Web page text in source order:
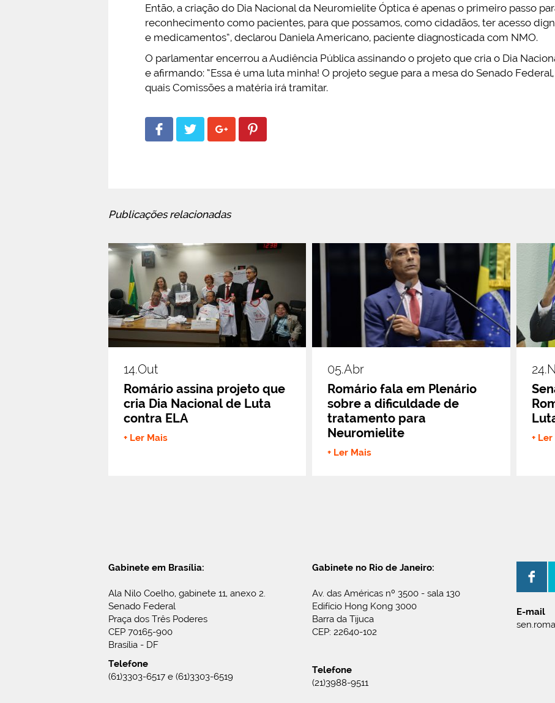
Então, a criação do Dia Nacional da Neuromielite Óptica é apenas o primeiro passo
reconhecimento como pacientes, para que possamos, como cidadãos, ter acesso
e medicamentos”, declarou Daniela Americano, paciente diagnosticada com NMO.
O parlamentar encerrou a Audiência Pública assinando o projeto que cria o Dia
e afirmando: “Essa é uma luta minha! O projeto segue para a mesa do Senado
quais Comissões a matéria irá tramitar.
Publicações relacionadas
14.out
Romário assina projeto que
cria Dia Nacional de Luta
contra ELA
+ Ler Mais
05.abr
Romário fala em Plenário
sobre a dificuldade de
tratamento para
Neuromielite
+ Ler Mais
+
Gabinete em Brasília:
Ala Nilo Coelho, gabinete 11, anexo 2.
Senado Federal
Praça dos Três Poderes
CEP 70165-900
Brasília - DF
Telefone
(61)3303-6517 e (61)3303-6519
Gabinete no Rio de Janeiro:
Av. das Américas nº 3500 - sala 130
Edifício Hong Kong 3000
Barra da Tijuca
CEP: 22640-102
Telefone
(21)3988-9511
E-mail